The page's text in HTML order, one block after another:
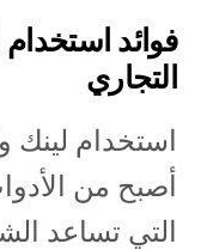
فوائد
التجاري
استخدام
أصبح من
التي تساعد